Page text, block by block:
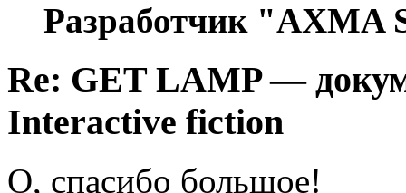
Разработчик "AXMA
Re: GET LAMP —
Interactive fiction
О, спасибо большое!